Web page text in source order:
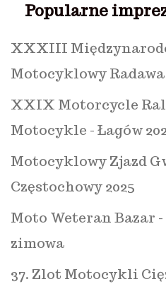
Popularne
XXXIII
Motocyklowy Radawa
XXIX Motorcycle
Motocykle - Łagów
Motocyklowy Zjazd
Częstochowy 2025
Moto Weteran Bazar -
zimowa
37. Zlot Motocykli